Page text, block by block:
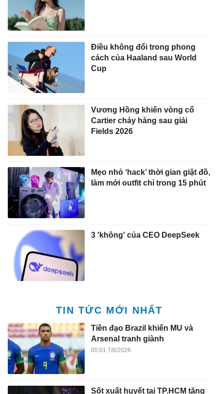
Điều không đổi trong phong
cách của Haaland sau World
Cup
Vương Hồng khiến vòng cổ
Cartier cháy hàng sau giải
Fields 2026
Mẹo nhỏ ‘hack’ thời gian giặt đồ,
làm mới outfit chỉ trong 15 phút
3 'không' của CEO DeepSeek
TIN TỨC MỚI NHẤT
Tiền đạo Brazil khiến MU và
Arsenal tranh giành
00:01 7/8/2026
Sốt xuất huyết tại TP.HCM tăng